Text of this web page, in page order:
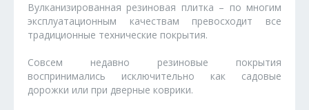
Вулканизированная резиновая плитка – по многим
эксплуатационным качествам превосходит все
традиционные технические покрытия.
Совсем недавно резиновые покрытия
воспринимались исключительно как садовые
дорожки или при дверные коврики.